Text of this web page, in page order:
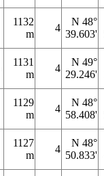
1132
m
4
N 48°
39.603'
1131
m
4
N 49°
29.246'
1129
m
4
N 48°
58.408'
1127
m
4
N 48°
50.833'